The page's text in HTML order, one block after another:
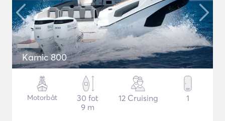
Karnic 800
Motorbåt
30 fot
9 m
12 Cruising 1